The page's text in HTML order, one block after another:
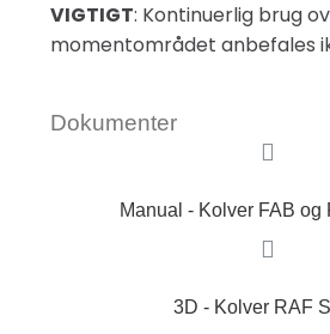
VIGTIGT: Kontinuerlig brug
momentområdet anbefales
Dokumenter
Manual - Kolver FAB og
3D - Kolver RAF